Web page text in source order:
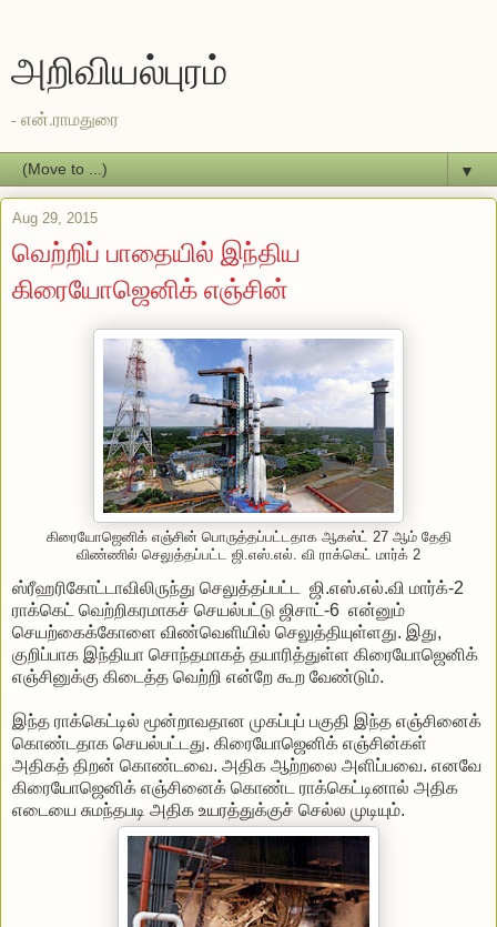
அறிவியல்புரம்
- என்.ராமதுரை
▼
Aug 29, 2015
வெற்றிப் பாதையில் இந்திய
கிரையோஜெனிக் எஞ்சின்
கிரையோஜெனிக் எஞ்சின் பொருத்தப்பட்டதாக ஆகஸ்ட் 27 ஆம் தேதி
விண்ணில் செலுத்தப்பட்ட ஜி.எஸ்.எல். வி ராக்கெட் மார்க் 2
ஸ்ரீஹரிகோட்டாவிலிருந்து செலுத்தப்பட்ட ஜி.எஸ்.எல்.வி மார்க்-2
ராக்கெட் வெற்றிகரமாகச் செயல்பட்டு ஜிசாட்-6 என்னும்
செயற்கைக்கோளை விண்வெளியில் செலுத்தியுள்ளது. இது,
குறிப்பாக இந்தியா சொந்தமாகத் தயாரித்துள்ள கிரையோஜெனிக்
எஞ்சினுக்கு கிடைத்த வெற்றி என்றே கூற வேண்டும்.
இந்த ராக்கெட்டில் மூன்றாவதான முகப்புப் பகுதி இந்த எஞ்சினைக்
கொண்டதாக செயல்பட்டது. கிரையோஜெனிக் எஞ்சின்கள்
அதிகத் திறன் கொண்டவை. அதிக ஆற்றலை அளிப்பவை. எனவே
கிரையோஜெனிக் எஞ்சினைக் கொண்ட ராக்கெட்டினால் அதிக
எடையை சுமந்தபடி அதிக உயரத்துக்குச் செல்ல முடியும்.